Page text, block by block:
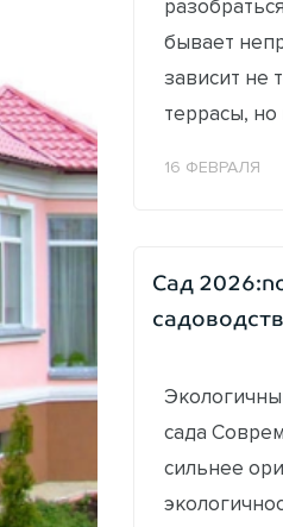
бывает
зависит не
террасы, но
16 ФЕВРАЛЯ
Сад
сада
сильнее